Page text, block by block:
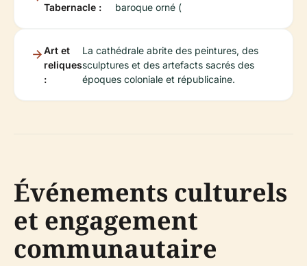
Tabernacle :
baroque orné (
Art et
reliques
:
La cathédrale abrite des peintures, des
sculptures et des artefacts sacrés des
époques coloniale et républicaine.
Événements culturels
et engagement
communautaire